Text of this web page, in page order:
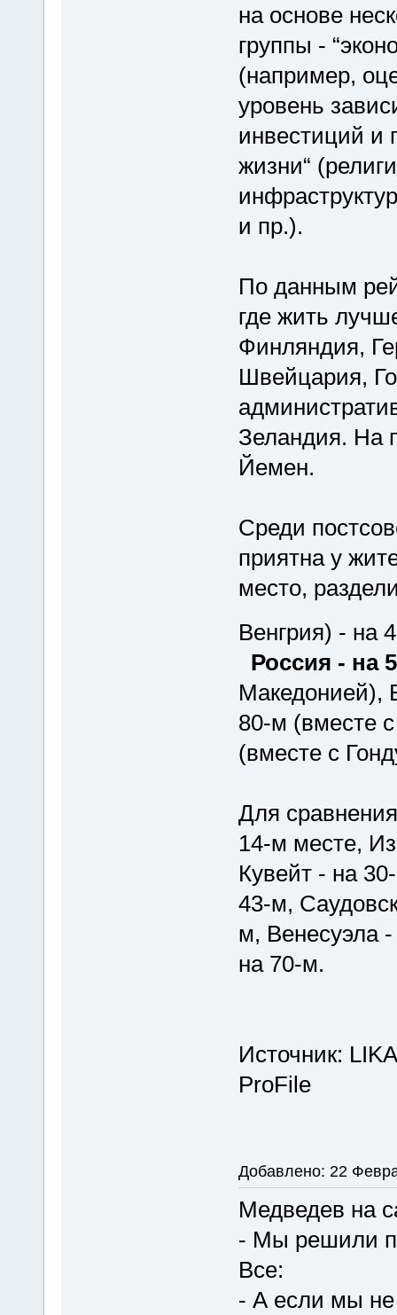
на основе
группы -
(например,
уровень
инвестиций и
жизни“
и пр.).
По данным
где жить
Финляндия,
Швейцария,
Зеландия. На
Йемен.
Среди
приятна у
место,
Венгрия) - на
Россия - на
Македонией),
80-м (вместе
(вместе с
Для
14-м месте,
Кувейт - на
43-м,
м, Венесуэла
на 70-м.
Источник:
ProFile
Добавлено: 22
Медведев на
- Мы решили
Все:
- А если мы не